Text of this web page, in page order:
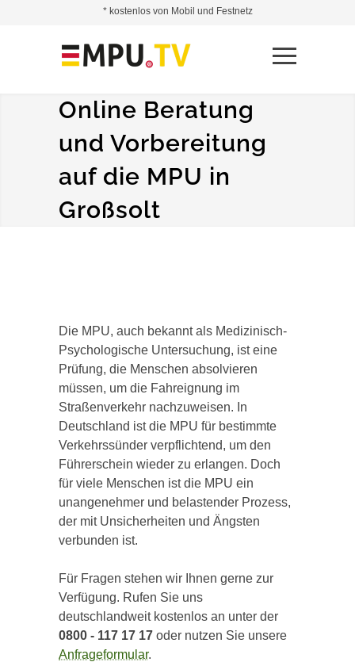
Online Beratung
und Vorbereitung
auf die MPU in
Großsolt
Die MPU, auch bekannt als Medizinisch-
Psychologische Untersuchung, ist eine
Prüfung, die Menschen absolvieren
müssen, um die Fahreignung im
Straßenverkehr nachzuweisen. In
Deutschland ist die MPU für bestimmte
Verkehrssünder verpflichtend, um den
Führerschein wieder zu erlangen. Doch
für viele Menschen ist die MPU ein
unangenehmer und belastender Prozess,
der mit Unsicherheiten und Ängsten
verbunden ist.
Für Fragen stehen wir Ihnen gerne zur
Verfügung. Rufen Sie uns
deutschlandweit kostenlos an unter der
0800 - 117 17 17 oder nutzen Sie unsere
Anfrageformular.
* kostenlos von Mobil und Festnetz